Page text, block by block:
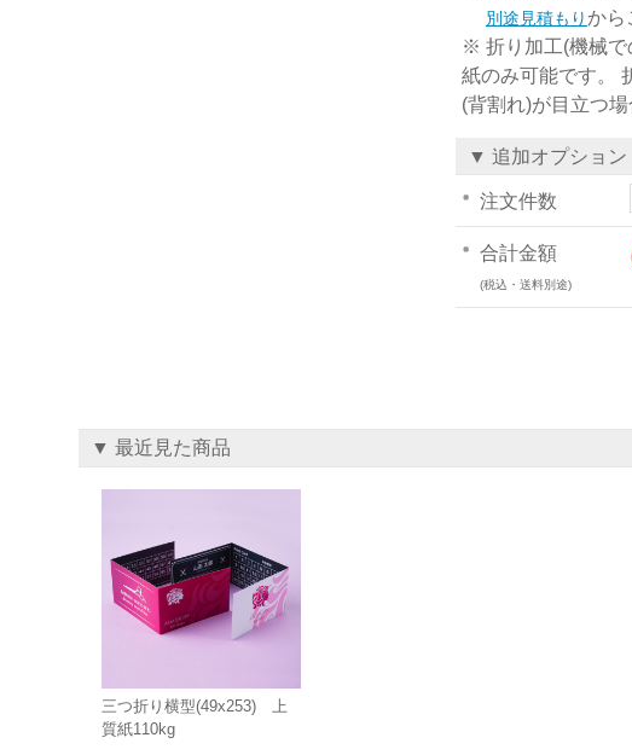
別途見積もりから
※ 折り加工(機械で
紙のみ可能です。
(背割れ)が目立つ
▼ 追加オプション
注文件数
合計金額
(税込・送料別途)
▼ 最近見た商品
三つ折り横型(49x253) 上
質紙110kg